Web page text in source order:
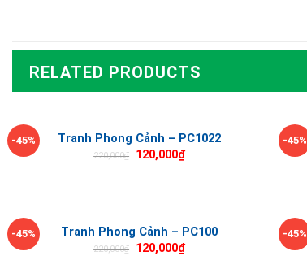
RELATED PRODUCTS
-45% Tranh Phong Cảnh – PC1022
220,000₫ 120,000₫
-45%
-45% Tranh Phong Cảnh – PC100
220,000₫ 120,000₫
-45%